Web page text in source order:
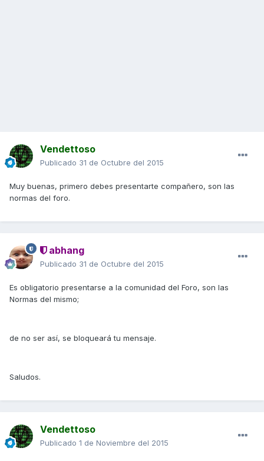
Vendettoso
Publicado 31 de Octubre del 2015
Muy buenas, primero debes presentarte compañero, son las
normas del foro.
abhang
Publicado 31 de Octubre del 2015
Es obligatorio presentarse a la comunidad del Foro, son las
Normas del mismo;
de no ser así, se bloqueará tu mensaje.
Saludos.
Vendettoso
Publicado 1 de Noviembre del 2015